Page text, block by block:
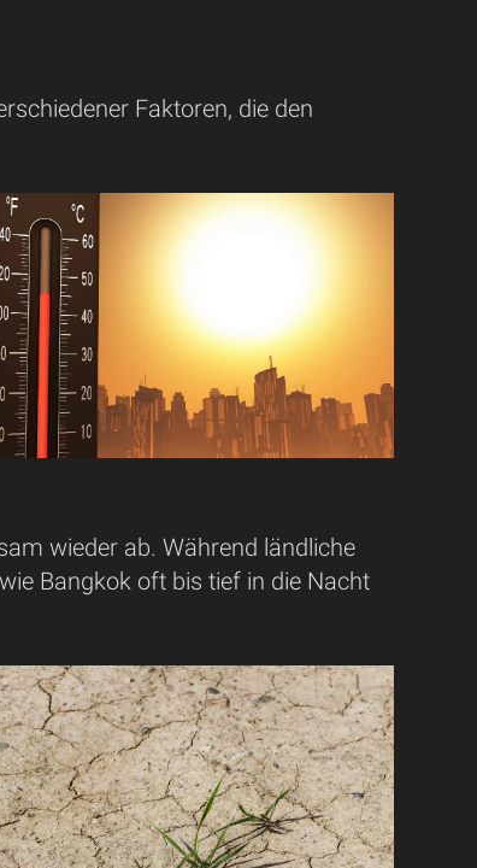
Faktoren, die den
wieder ab. Während ländliche
Bangkok oft bis tief in die Nacht